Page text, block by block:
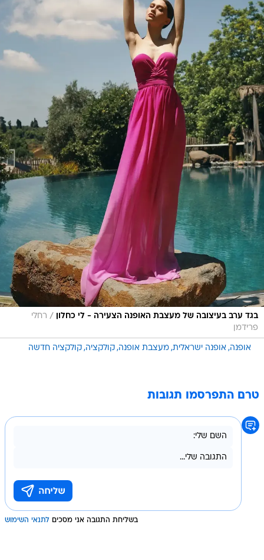
בגד ערב בעיצובה של מעצבת האופנה הצעירה - לי כחלון / רחלי
פרידמן
אופנה אופנה ישראלית מעצבת אופנה קולקציה קולקציה חדשה
טרם התפרסמו תגובות
בשליחת התגובה אני מסכים לתנאי השימוש